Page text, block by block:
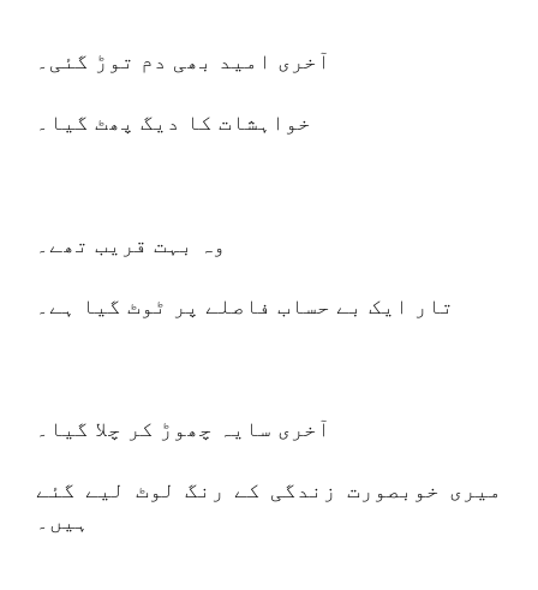
آخری امید بھی دم توڑ گئی۔
خواہشات کا دیگ پھٹ گیا۔
وہ بہت قریب تھے۔
تار ایک بے حساب فاصلے پر ٹوٹ گیا ہے۔
آخری سایہ چھوڑ کر چلا گیا۔
میری خوبصورت زندگی کے رنگ لوٹ لیے گئے
ہیں۔